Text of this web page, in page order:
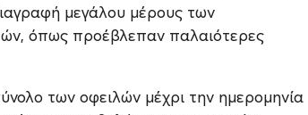
μεγάλου μέρους των
όπως προέβλεπαν παλαιότερες
των οφειλών μέχρι την ημερομηνία